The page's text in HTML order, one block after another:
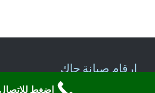
ارقام صيانة جاك
اضغط للاتصال 19089